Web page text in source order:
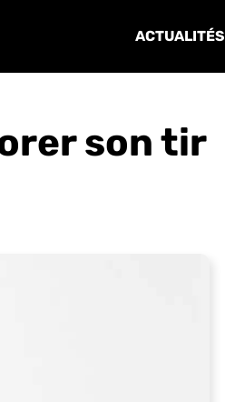
ACTUALITÉS
son tir